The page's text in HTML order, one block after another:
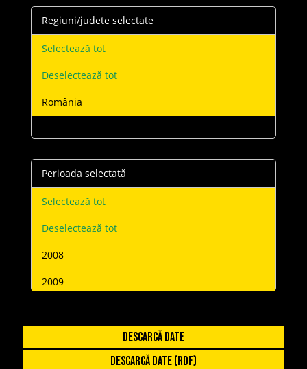
Regiuni/judete selectate
Selectează tot
Deselectează tot
România
Perioada selectată
Selectează tot
Deselectează tot
2008
2009
DESCARCĂ DATE
DESCARCĂ DATE (RDF)